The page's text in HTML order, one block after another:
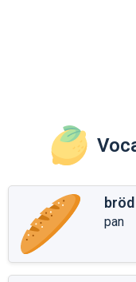
bröd
pan